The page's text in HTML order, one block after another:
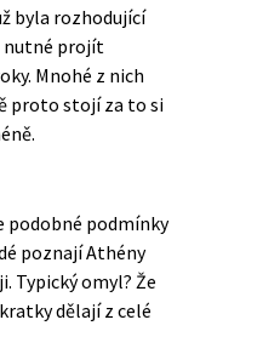
byla rozhodující
nutné projít
Mnohé z nich
proto stojí za to si
podobné podmínky
poznají Athény
Typický omyl? Že
dělají z celé